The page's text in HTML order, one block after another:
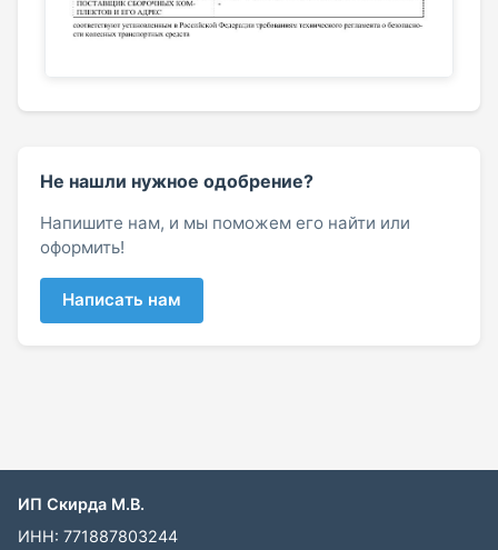
Не нашли нужное одобрение?
Напишите нам, и мы поможем его найти или
оформить!
Написать нам
ИП Скирда М.В.
ИНН: 771887803244